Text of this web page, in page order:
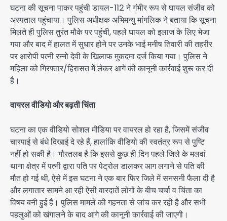
घटना की सूचना पाकर पहुंची डायल-112 ने गंभीर रूप से घायल संजीव को
अस्पताल पहुंचाया। पुलिस अधीक्षक अभिमन्यु मांगलिक ने बताया कि सूचना
मिलते ही पुलिस तुरंत मौके पर पहुंची, पहले घायल को इलाज के लिए भेजा
गया और बाद में हालत में सुधार होने पर उनके भाई मनीष तिवारी की तहरीर
पर आरोपी पत्नी रन्नो देवी के खिलाफ मुकदमा दर्ज किया गया। पुलिस ने
महिला को गिरफ्तार/हिरासत में लेकर आगे की कानूनी कार्रवाई शुरू कर दी
है।
वायरल वीडियो और बढ़ती चिंता
घटना का एक वीडियो सोशल मीडिया पर वायरल हो रहा है, जिसमें संजीव
चारपाई से बंधे दिखाई दे रहे हैं, हालांकि वीडियो की स्वतंत्र रूप से पुष्टि
नहीं हो सकी है। गौरतलब है कि इससे कुछ ही दिन पहले जिले के मलवां
थाना क्षेत्र में पत्नी द्वारा पति पर पेट्रोल डालकर आग लगाने से पति की
मौत हो गई थी, ऐसे में इस घटना ने एक बार फिर जिले में सनसनी फैला दी है
और लगातार सामने आ रही ऐसी वारदातें लोगों के बीच चर्चा व चिंता का
विषय बनी हुई हैं। पुलिस मामले की गहनता से जांच कर रही है और सभी
पहलुओं को खंगालने के बाद आगे की कानूनी कार्रवाई की जाएगी।